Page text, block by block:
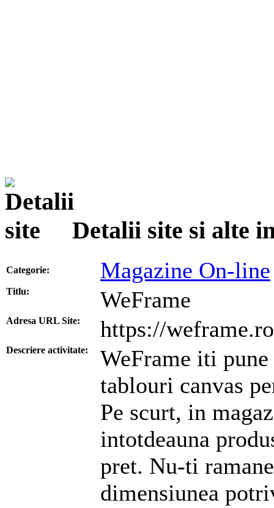
Detalii site si alte
Categorie: Magazine On-line
Titlu: WeFrame
Adresa URL Site: https://
Descriere activitate:
WeFrame iti
tablouri canvas
Pe scurt, in
intotdeauna
pret. Nu-ti
dimensiunea